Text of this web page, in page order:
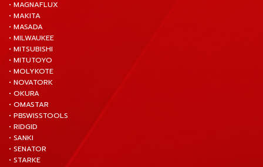
• MAGNAFLUX
• MAKITA
• MASADA
• MILWAUKEE
• MITSUBISHI
• MITUTOYO
• MOLYKOTE
• NOVATORK
• OKURA
• OMASTAR
• PBSWISSTOOLS
• RIDGID
• SANKI
• SENATOR
• STARKE